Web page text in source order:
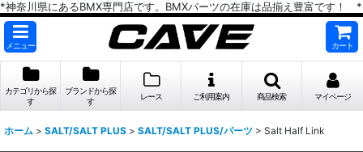
*神奈川県にあるBMX専門店です。BMXパーツの在庫は品揃え豊富です！ *
メニュー カート
カテゴリから探
す
ブランドから探
す
レース ご利用案内 商品検索 マイページ
ホーム > SALT/SALT PLUS > SALT/SALT PLUS/パーツ > Salt Half Link